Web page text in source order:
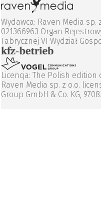
Wydawca: Raven Media sp.
021366963 Organ
Fabrycznej VI Wydział
Licencja: The Polish
Raven Media sp. z o.o.
Group GmbH & Co. KG,